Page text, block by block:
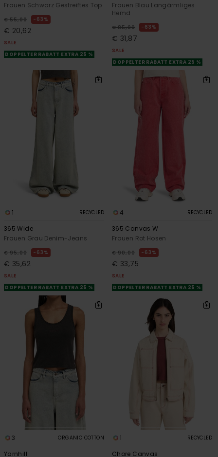
Frauen Schwarz Gestreiftes Top
€ 55,00 63%
€ 20,62
SALE
DOPPELTER RABATT EXTRA 25 %
Frauen Blau Langärmliges
Hemd
€ 85,00 63%
€ 31,87
SALE
DOPPELTER RABATT EXTRA 25 %
1 RECYCLED
365 Wide
Frauen Grau Denim-Jeans
€ 95,00 63%
€ 35,62
SALE
DOPPELTER RABATT EXTRA 25 %
4 RECYCLED
365 Canvas W
Frauen Rot Hosen
€ 90,00 63%
€ 33,75
SALE
DOPPELTER RABATT EXTRA 25 %
3 ORGANIC COTTON
Yarnhill
1 RECYCLED
Chore Canvas